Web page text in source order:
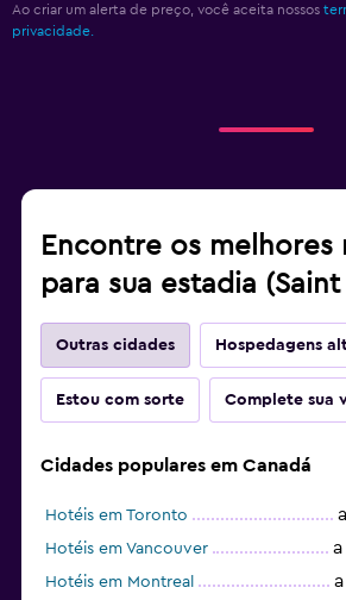
Ao criar um alerta de preço, você aceita nossos
privacidade.
Encontre os melhores
para sua estadia
Outras cidades Hospedagens
Estou com sorte Complete sua
Cidades populares em Canadá
Hotéis em Toronto
Hotéis em Vancouver
Hotéis em Montreal